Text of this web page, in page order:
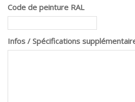
Code de peinture RAL
Infos / Spécifications